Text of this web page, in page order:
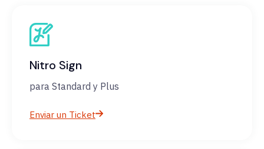
Nitro Sign
para Standard y Plus
Enviar un Ticket